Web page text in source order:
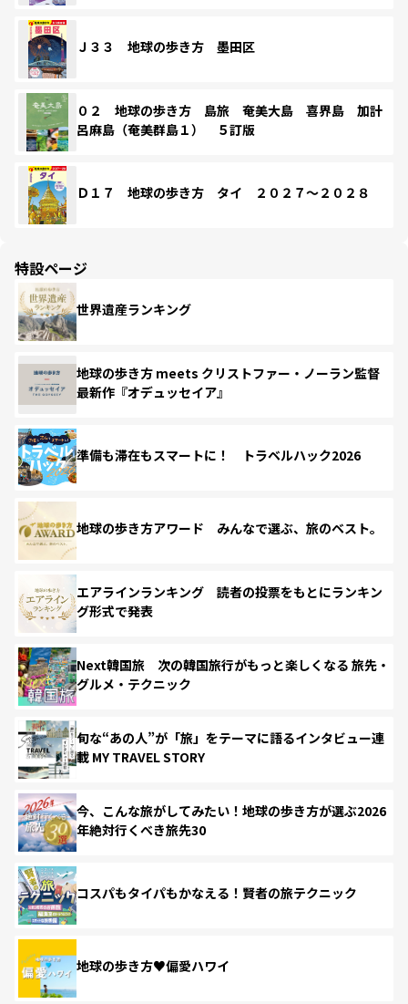
Ｊ３３ 地球の歩き方 墨田区
０２ 地球の歩き方 島旅 奄美大島 喜界島 加計
呂麻島（奄美群島１） ５訂版
Ｄ１７ 地球の歩き方 タイ ２０２７～２０２８
特設ページ
世界遺産ランキング
地球の歩き方 meets クリストファー・ノーラン監督
最新作『オデュッセイア』
準備も滞在もスマートに！ トラベルハック2026
地球の歩き方アワード みんなで選ぶ、旅のベスト。
エアラインランキング 読者の投票をもとにランキン
グ形式で発表
Next韓国旅 次の韓国旅行がもっと楽しくなる 旅先・
グルメ・テクニック
旬な“あの人”が「旅」をテーマに語るインタビュー連
載 MY TRAVEL STORY
今、こんな旅がしてみたい！地球の歩き方が選ぶ2026
年絶対行くべき旅先30
コスパもタイパもかなえる！賢者の旅テクニック
地球の歩き方♥偏愛ハワイ